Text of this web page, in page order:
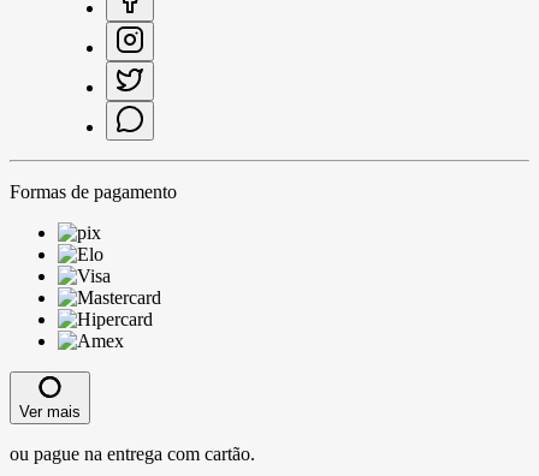
Formas de pagamento
Ver mais
ou pague na entrega com cartão.